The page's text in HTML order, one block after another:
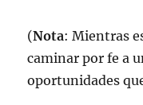
(Nota: Mientras
caminar por fe a
oportunidades